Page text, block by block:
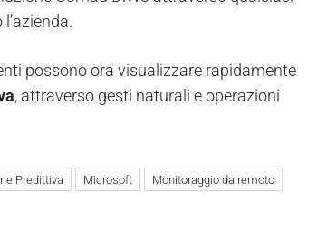
possono ora visualizzare rapidamente
, attraverso gesti naturali e operazioni
Predittiva Microsoft
Monitoraggio da remoto